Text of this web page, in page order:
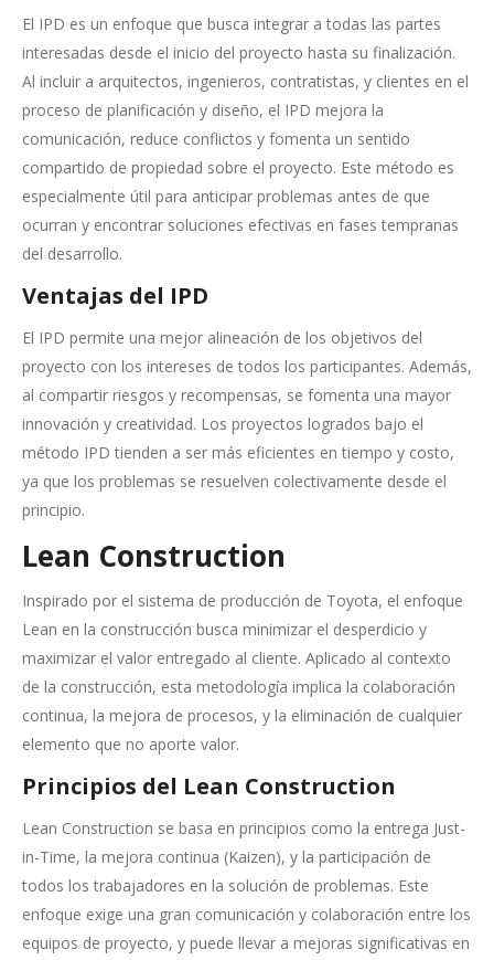
El IPD es un enfoque que busca integrar a todas las partes
interesadas desde el inicio del proyecto hasta su finalización.
Al incluir a arquitectos, ingenieros, contratistas, y clientes en el
proceso de planificación y diseño, el IPD mejora la
comunicación, reduce conflictos y fomenta un sentido
compartido de propiedad sobre el proyecto. Este método es
especialmente útil para anticipar problemas antes de que
ocurran y encontrar soluciones efectivas en fases tempranas
del desarrollo.
Ventajas del IPD
El IPD permite una mejor alineación de los objetivos del
proyecto con los intereses de todos los participantes. Además,
al compartir riesgos y recompensas, se fomenta una mayor
innovación y creatividad. Los proyectos logrados bajo el
método IPD tienden a ser más eficientes en tiempo y costo,
ya que los problemas se resuelven colectivamente desde el
principio.
Lean Construction
Inspirado por el sistema de producción de Toyota, el enfoque
Lean en la construcción busca minimizar el desperdicio y
maximizar el valor entregado al cliente. Aplicado al contexto
de la construcción, esta metodología implica la colaboración
continua, la mejora de procesos, y la eliminación de cualquier
elemento que no aporte valor.
Principios del Lean Construction
Lean Construction se basa en principios como la entrega Just-
in-Time, la mejora continua (Kaizen), y la participación de
todos los trabajadores en la solución de problemas. Este
enfoque exige una gran comunicación y colaboración entre los
equipos de proyecto, y puede llevar a mejoras significativas en